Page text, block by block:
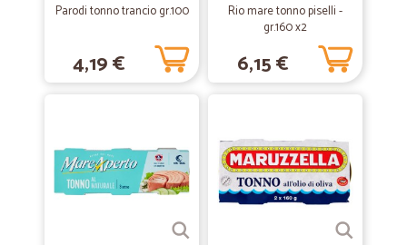
Prodotti arrivati nei tempi indicati ed erano imballati con cura.
Mi sono convinto ad acquistare leggendo le recensioni, e devo
confermare che il servizio è stato eccellente in tutto!!! Sicuramente
continuerò nel fare gli acquisti
20/09/2020
Cesare G.
Parodi tonno trancio gr.100
4,19 €
Rio mare tonno piselli -
gr.160 x2
6,15 €